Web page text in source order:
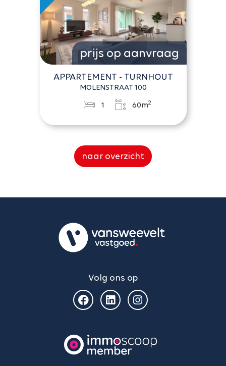
prijs op aanvraag
APPARTEMENT - TURNHOUT
MOLENSTRAAT 100
1 60m2
naar overzicht
Volg ons op